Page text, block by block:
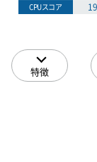
CPUスコア
特徴